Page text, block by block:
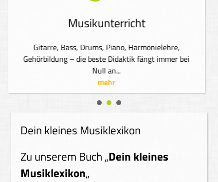
Musikunterricht
Gitarre, Bass, Drums, Piano, Harmonielehre,
Gehörbildung – die beste Didaktik fängt immer bei
Null an...
mehr
Dein kleines Musiklexikon
Zu unserem Buch „Dein kleines
Musiklexikon„